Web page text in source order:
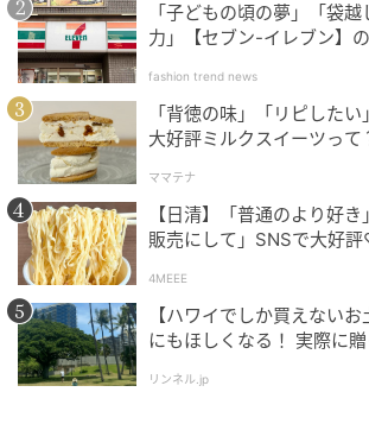
「子どもの頃の夢」「袋
力」【セブン-イレブン】
fashion trend news
「背徳の味」「リピした
大好評ミルクスイーツって
ママテナ
【日清】「普通のより好
販売にして」SNSで大好
4MEEE
【ハワイでしか買えない
にもほしくなる！ 実際に
リンネル.jp